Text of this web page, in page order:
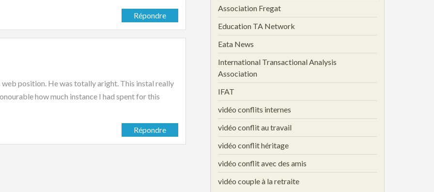
Répondre
position. He was totally aright. This instal really
how much instance I had spent for this
Répondre
Association Fregat
Education TA Network
Eata News
International Transactional Analysis
Association
IFAT
vidéo conflits internes
vidéo conflit au travail
vidéo conflit héritage
vidéo conflit avec des amis
vidéo couple à la retraite